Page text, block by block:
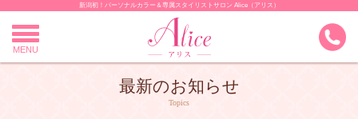
Skip
content
新潟初！パーソナルカラー＆専属スタイリストサロン Alice（アリス）
MENU
最新のお知らせ
Topics